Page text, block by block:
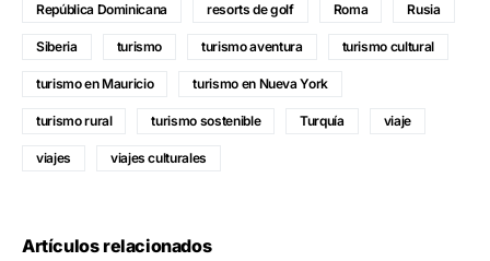
República Dominicana resorts de golf Roma Rusia
Siberia turismo turismo aventura turismo cultural
turismo en Mauricio turismo en Nueva York
turismo rural turismo sostenible Turquía viaje
viajes viajes culturales
Artículos relacionados